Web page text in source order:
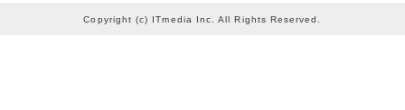
Copyright (c) ITmedia Inc. All Rights Reserved.